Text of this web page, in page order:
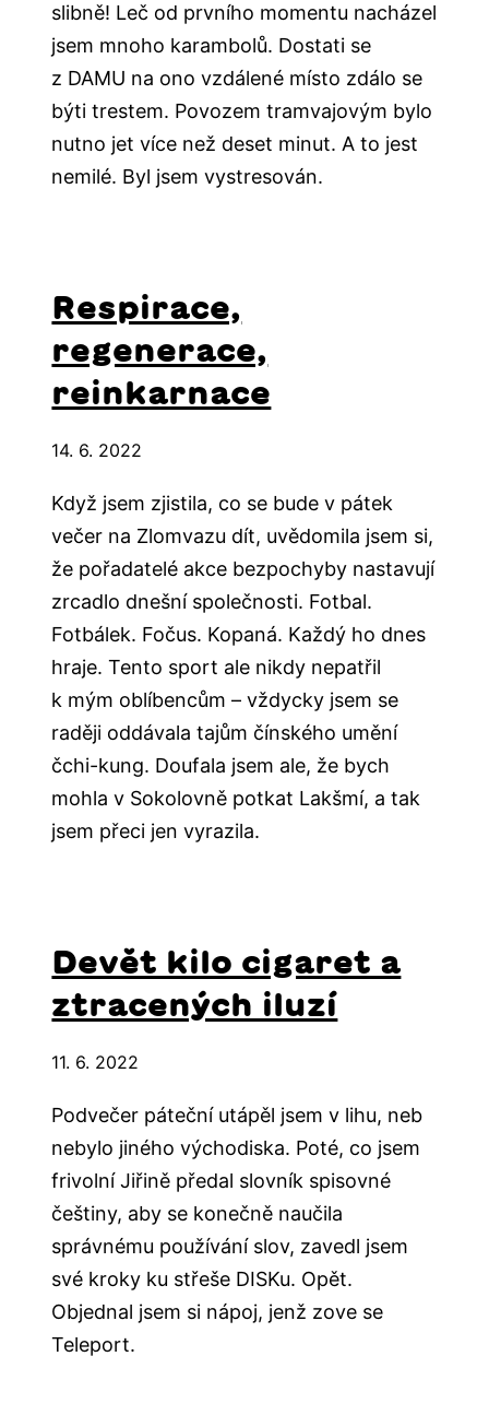
slibně! Leč od prvního momentu nacházel
jsem mnoho karambolů. Dostati se
z DAMU na ono vzdálené místo zdálo se
býti trestem. Povozem tramvajovým bylo
nutno jet více než deset minut. A to jest
nemilé. Byl jsem vystresován.
Respirace,
regenerace,
reinkarnace
14. 6. 2022
Když jsem zjistila, co se bude v pátek
večer na Zlomvazu dít, uvědomila jsem si,
že pořadatelé akce bezpochyby nastavují
zrcadlo dnešní společnosti. Fotbal.
Fotbálek. Fočus. Kopaná. Každý ho dnes
hraje. Tento sport ale nikdy nepatřil
k mým oblíbencům – vždycky jsem se
raději oddávala tajům čínského umění
čchi-kung. Doufala jsem ale, že bych
mohla v Sokolovně potkat Lakšmí, a tak
jsem přeci jen vyrazila.
Devět kilo cigaret a
ztracených iluzí
11. 6. 2022
Podvečer páteční utápěl jsem v lihu, neb
nebylo jiného východiska. Poté, co jsem
frivolní Jiřině předal slovník spisovné
češtiny, aby se konečně naučila
správnému používání slov, zavedl jsem
své kroky ku střeše DISKu. Opět.
Objednal jsem si nápoj, jenž zove se
Teleport.